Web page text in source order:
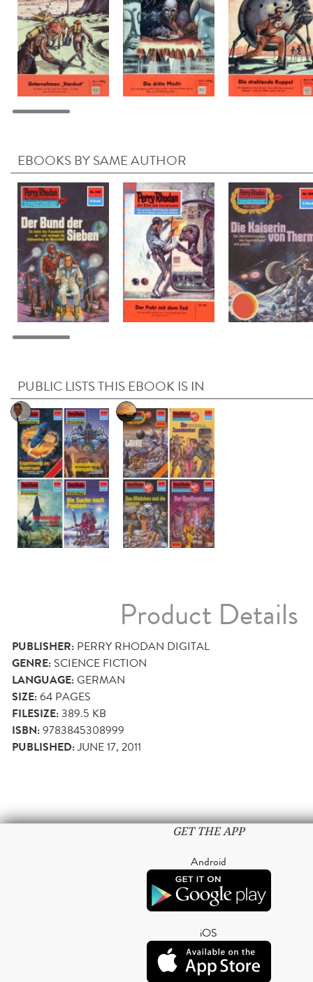
EBOOKS BY SAME AUTHOR
PUBLIC LISTS THIS EBOOK IS IN
Product Details
PUBLISHER: PERRY RHODAN DIGITAL
GENRE: SCIENCE FICTION
LANGUAGE:GERMAN
SIZE:64 PAGES
FILESIZE:389.5 KB
ISBN:9783845308999
PUBLISHED:JUNE 17, 2011
GET THE APP
Android
iOS